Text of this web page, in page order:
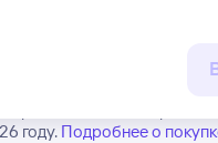
внимание,
году. Подробнее о